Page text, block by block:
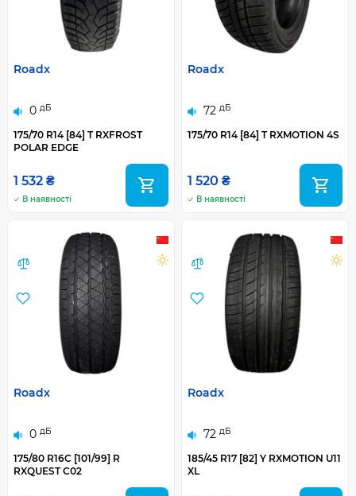
Roadx
0 дБ
175/70 R14 [84] T RXFROST
POLAR EDGE
1 532 ₴
В наявності
Roadx
72 дБ
175/70 R14 [84] T RXMOTION 4S
1 520 ₴
В наявності
Roadx
0 дБ
175/80 R16C [101/99] R
RXQUEST C02
Roadx
72 дБ
185/45 R17 [82] Y RXMOTION U11
XL